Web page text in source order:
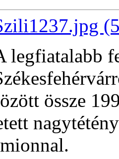
legfiatalabb
össze